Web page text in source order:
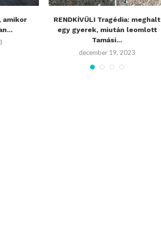
amikor
RENDKÍVÜLI Tragédia: meghalt
egy gyerek, miután leomlott
Tamási...
december 19, 2023